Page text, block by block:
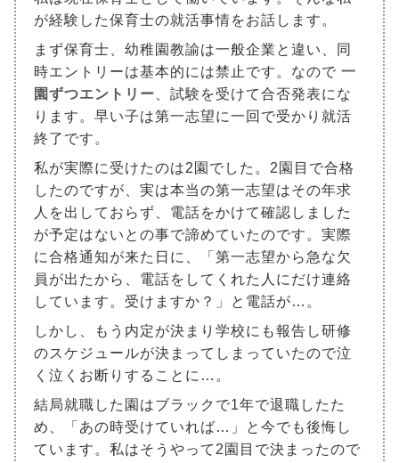
が経験した保育士の就活事情をお話します。
まず保育士、幼稚園教諭は一般企業と違い、同
時エントリーは基本的には禁止です。なので 一
園ずつエントリー 、試験を受けて合否発表にな
ります。早い子は第一志望に一回で受かり就活
終了です。
私が実際に受けたのは2園でした。2園目で合格
したのですが、実は本当の第一志望はその年求
人を出しておらず、電話をかけて確認しました
が予定はないとの事で諦めていたのです。実際
に合格通知が来た日に、「第一志望から急な欠
員が出たから、電話をしてくれた人にだけ連絡
しています。受けますか？」と電話が…。
しかし、もう内定が決まり学校にも報告し研修
のスケジュールが決まってしまっていたので泣
く泣くお断りすることに…。
結局就職した園はブラックで1年で退職したた
め、「あの時受けていれば…」と今でも後悔し
ています。私はそうやって2園目で決まったので